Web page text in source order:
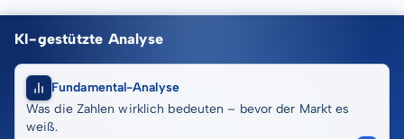
KI-gestützte Analyse
Fundamental-Analyse
Was die Zahlen wirklich bedeuten – bevor der Markt es
weiß.